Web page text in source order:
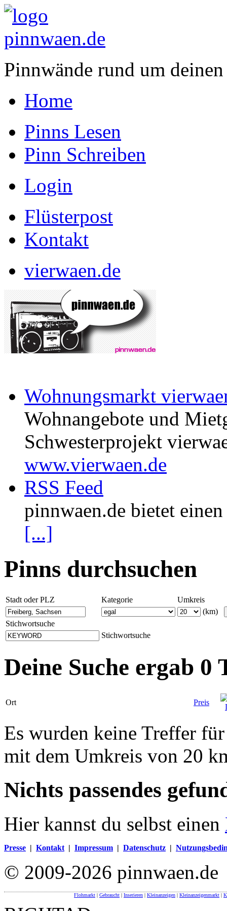
Pinnwände rund um
Home
Pinns Lesen
Pinn Schreiben
Login
Flüsterpost
Kontakt
vierwaen.de
Wohnungsmarkt
Wohnangebote und
Schwesterprojekt
www.vierwaen.de
RSS Feed
pinnwaen.de bietet
[...]
Pinns durchsuchen
Stadt oder PLZ Kategorie
Umkreis
(km)
Stichwortsuche
Stichwortsuche
Deine Suche ergab 0
Ort Preis
Es wurden keine Treffer
mit dem Umkreis von 20
Nichts passendes
Hier kannst du selbst einen
Presse | Kontakt | Impressum | Datenschutz |
© 2009-2026 pinnwaen.de
Flohmarkt | Gebraucht | Inserieren | Kleinanzeigen | Kleinanzeigenmarkt |